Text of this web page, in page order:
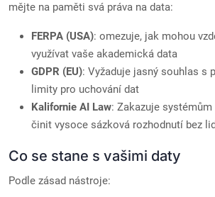
mějte na paměti svá práva na data:
FERPA (USA): omezuje, jak mohou
využívat vaše akademická data
GDPR (EU): Vyžaduje jasný souhlas s
limity pro uchování dat
Kalifornie AI Law: Zakazuje
činit vysoce sázková rozhodnutí bez
Co se stane s vašimi daty
Podle zásad nástroje: